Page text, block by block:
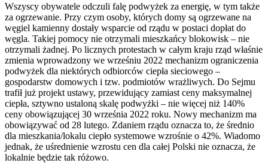
Wszyscy obywatele odczuli falę podwyżek za energię, w tym także
za ogrzewanie. Przy czym osoby, których domy są ogrzewane na
węgiel kamienny dostały wsparcie od rządu w postaci dopłat do
węgla. Takiej pomocy nie otrzymali mieszkańcy blokowisk – nie
otrzymali żadnej. Po licznych protestach w całym kraju rząd właśnie
zmienia wprowadzony we wrześniu 2022 mechanizm ograniczenia
podwyżek dla niektórych odbiorców ciepła sieciowego –
gospodarstw domowych i tzw. podmiotów wrażliwych. Do Sejmu
trafił już projekt ustawy, przewidujący zamiast ceny maksymalnej
ciepła, sztywno ustaloną skalę podwyżki – nie więcej niż 140%
ceny obowiązującej 30 września 2022 roku. Nowy mechanizm ma
obowiązywać od 28 lutego. Zdaniem rządu oznacza to, że średnio
dla mieszkania/lokalu ciepło systemowe wzrośnie o 42%. Wiadomo
jednak, że uśrednienie wzrostu cen dla całej Polski nie oznacza, że
lokalnie będzie tak różowo.